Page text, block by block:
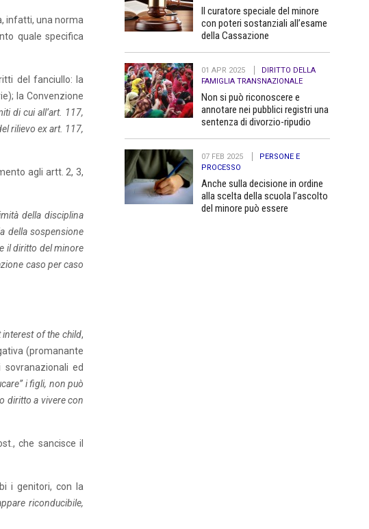
infatti, una norma
quale specifica
del fanciullo: la
la Convenzione
di cui all’art. 117,
rilievo ex art. 117,
agli artt. 2, 3,
della disciplina
della sospensione
il diritto del minore
caso per caso
interest of the child,
(promanante
ed
i figli, non può
diritto a vivere con
che sancisce il
i genitori, con la
riconducibile,
Il curatore speciale del minore
con poteri sostanziali all’esame
della Cassazione
01 APR 2025
DIRITTO DELLA
FAMIGLIA TRANSNAZIONALE
Non si può riconoscere e
annotare nei pubblici registri una
sentenza di divorzio-ripudio
pubblico
07 FEB 2025
PERSONE E
PROCESSO
Anche sulla decisione in ordine
alla scelta della scuola l’ascolto
del minore può essere